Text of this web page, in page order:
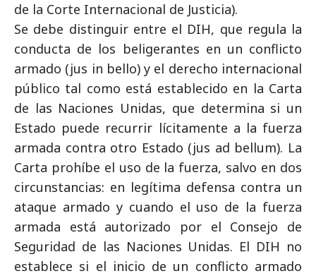
de la Corte Internacional de Justicia).
Se debe distinguir entre el DIH, que regula la
conducta de los beligerantes en un conflicto
armado (jus in bello) y el derecho internacional
público tal como está establecido en la Carta
de las Naciones Unidas, que determina si un
Estado puede recurrir lícitamente a la fuerza
armada contra otro Estado (jus ad bellum). La
Carta prohíbe el uso de la fuerza, salvo en dos
circunstancias: en legítima defensa contra un
ataque armado y cuando el uso de la fuerza
armada está autorizado por el Consejo de
Seguridad de las Naciones Unidas. El DIH no
establece si el inicio de un conflicto armado